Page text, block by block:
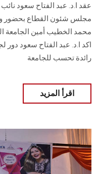
عقد ا.د. عبد الفتاح سعود
مجلس شئون القطاع بحضور
محمد الخطيب أمين الجامعة
اكد ا.د. عبد الفتاح سعود دور
رائدة تحسب للجامعة
اقرأ المزيد